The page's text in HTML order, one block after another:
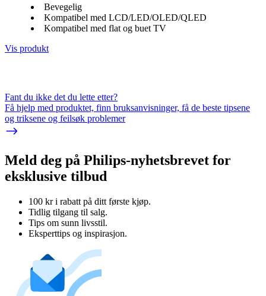
Bevegelig
Kompatibel med LCD/LED/OLED/QLED
Kompatibel med flat og buet TV
Vis produkt
Fant du ikke det du lette etter?
Få hjelp med produktet, finn bruksanvisninger, få de beste tipsene
og triksene og feilsøk problemer
Meld deg på Philips-nyhetsbrevet for
eksklusive tilbud
100 kr i rabatt på ditt første kjøp.
Tidlig tilgang til salg.
Tips om sunn livsstil.
Eksperttips og inspirasjon.